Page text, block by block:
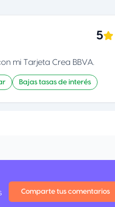
5
mi Tarjeta Crea BBVA.
Bajas tasas de interés
Comparte tus comentarios